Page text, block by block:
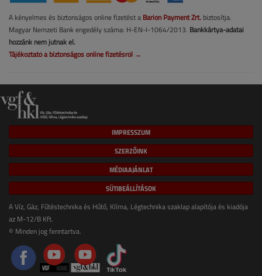
A kényelmes és biztonságos online fizetést a Barion Payment Zrt. biztosítja.
Magyar Nemzeti Bank engedély száma: H-EN-I-1064/2013. Bankkártya-adatai
hozzánk nem jutnak el.
Tájékoztató a biztonságos online fizetésről →
IMPRESSZUM
SZERZŐINK
MÉDIAAJÁNLAT
SÜTIBEÁLLÍTÁSOK
A Víz, Gáz, Fűtéstechnika és Hűtő, Klíma, Légtechnika szaklap alapítója és kiadója
az M-12/B Kft.
© Minden jog fenntartva.